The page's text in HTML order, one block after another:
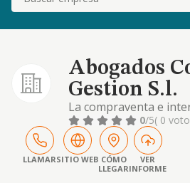
Abogados
Gestion S.l.
La compraventa e
clase de fincas rusticas
promocion y
de toda clase de
rehabilitacion, venta o
financiero
0/5( 0
LLAMARSITIO WEB CÓMO
LLEGAR
VER
INFORME